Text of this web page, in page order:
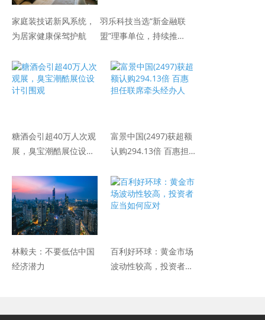
家庭装技诺新风系统，
为居家健康保驾护航
羽乐科技当选“新金融联
盟”理事单位，持续推动
糖酒会引超40万人次观
展，臭宝潮酷展位设计
富景中国(2497)获超额
认购294.13倍 百惠担
林毅夫：不要低估中国
经济潜力
百利好环球：黄金市场
波动性较高，投资者应